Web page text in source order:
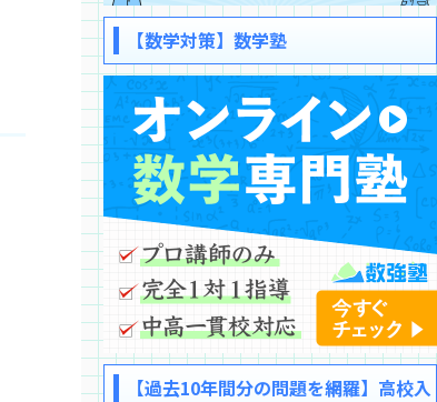
【数学対策】数学塾
【過去10年間分の問題を網羅】高校入